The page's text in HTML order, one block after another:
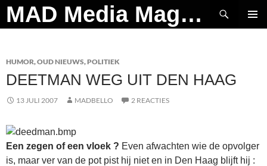
Ga
naar
MAD Media Magazine
Zoeken
HUMOR,OUD NIEUWS,POLITIEK
DEETMAN WEG UIT DEN HAAG
13 JULI 2007 MADBELLO 2 REACTIES
Een zegen of een vloek ? Even afwachten wie de opvolger
is, maar ver van de pot pist hij niet en in Den Haag blijft hij :